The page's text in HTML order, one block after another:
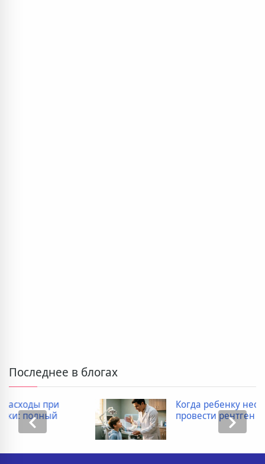
Последнее в блогах
Когда ребенку необходимо
провести рентген пищевода